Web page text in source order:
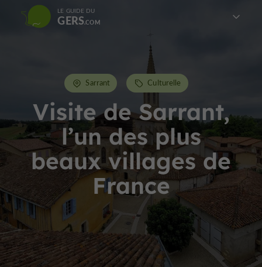
LE GUIDE DU
GERS
Visite de Sarrant,
l’un des plus
beaux villages de
France
Sarrant Culturelle